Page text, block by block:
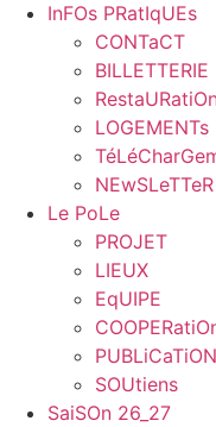
InFOs PRatIqUEs
CONTaCT
BILLETTERIE
LOGEMENTs
NEwSLeTTeR
Le PoLe
PROJET
LIEUX
EqUIPE
SOUtiens
SaiSOn 26_27